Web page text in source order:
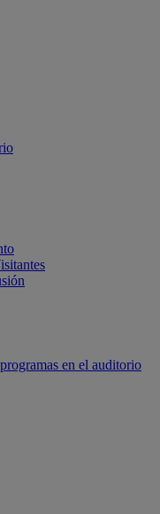
en el auditorio